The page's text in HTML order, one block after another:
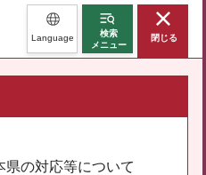
Language
検索
メニュー
閉じる
の対応等について